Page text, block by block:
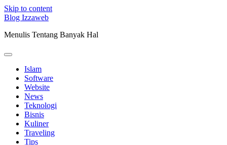
Skip to content
Blog Izzaweb
Menulis Tentang Banyak Hal
Islam
Software
Website
News
Teknologi
Bisnis
Kuliner
Traveling
Tips